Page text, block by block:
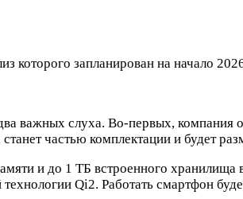
которого запланирован на начало
важных слуха. Во-первых, компания
частью комплектации и будет
и до 1 ТБ встроенного хранилища
Qi2. Работать смартфон